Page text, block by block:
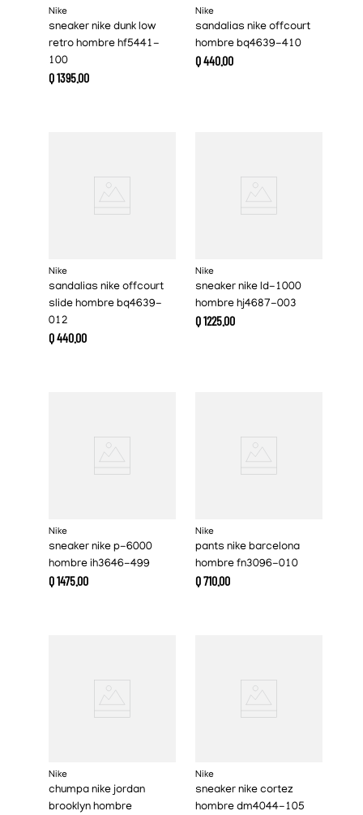
Nike
sneaker nike dunk low
retro hombre hf5441-
100
Q1395.00
Nike
sandalias nike offcourt
hombre bq4639-410
Q440.00
Nike
sandalias nike offcourt
slide hombre bq4639-
012
Q440.00
Nike
sneaker nike ld-1000
hombre hj4687-003
Q1225.00
Nike
sneaker nike p-6000
hombre ih3646-499
Q1475.00
Nike
pants nike barcelona
hombre fn3096-010
Q710.00
Nike
chumpa nike jordan
brooklyn hombre
Nike
sneaker nike cortez
hombre dm4044-105